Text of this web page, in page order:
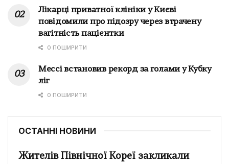
Лікарці приватної клініки у Києві
повідомили про підозру через втрачену
вагітність пацієнтки
0 ПОШИРИТИ
Мессі встановив рекорд за голами у Кубку
ліг
0 ПОШИРИТИ
ОСТАННІ НОВИНИ
Жителів Північної Кореї закликали